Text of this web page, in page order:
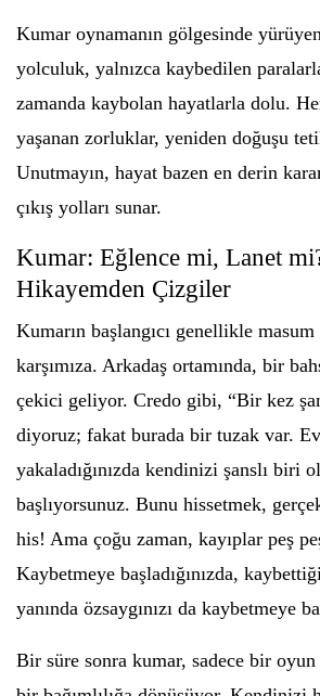
Kumar oynamanın gölgesinde
yolculuk, yalnızca kaybedilen
zamanda kaybolan hayatlarla dolu.
yaşanan zorluklar, yeniden doğuşu
Unutmayın, hayat bazen en derin
çıkış yolları sunar.
Kumar: Eğlence mi, Lanet
Hikayemden Çizgiler
Kumarın başlangıcı genellikle
karşımıza. Arkadaş ortamında, bir
çekici geliyor. Credo gibi, “Bir kez
diyoruz; fakat burada bir tuzak var.
yakaladığınızda kendinizi şanslı biri
başlıyorsunuz. Bunu hissetmek,
his! Ama çoğu zaman, kayıplar peş
Kaybetmeye başladığınızda,
yanında özsaygınızı da kaybetmeye
Bir süre sonra kumar, sadece bir oyun